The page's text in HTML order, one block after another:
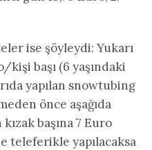
ise şöyleydi: Yukarı
kişi başı (6 yaşındaki
yapılan snowtubing
önce aşağıda
başına 7 Euro
teleferikle yapılacaksa